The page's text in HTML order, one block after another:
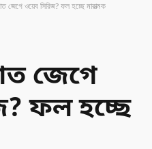
জেগে ওয়েব সিরিজ? ফল হচ্ছে মারাত্মক
জেগে
ফল হচ্ছে